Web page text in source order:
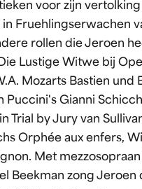
voor zijn vertolking
in Fruehlingserwachen
rollen die Jeroen
Lustige Witwe bij
Mozarts Bastien und
Puccini's Gianni
Trial by Jury van
Orphée aux enfers,
Met mezzosopraan
Beekman zong Jeroen